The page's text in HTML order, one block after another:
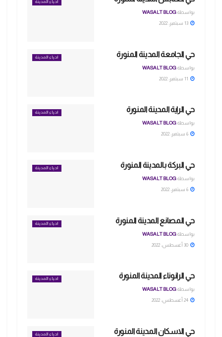
احياء المدينة
بواسطةWASALT BLOG
احياء المدينة حي الجامعة المدينة المنورة
بواسطةWASALT BLOG
احياء المدينة حي الراية المدينة المنورة
بواسطةWASALT BLOG
احياء المدينة حي البركة بالمدينة المنورة
بواسطةWASALT BLOG
احياء المدينة حي المصانع المدينة المنورة
بواسطةWASALT BLOG
احياء المدينة حي الرانوناء المدينة المنورة
بواسطةWASALT BLOG
احياء المدينة حي الاسكان المدينة المنورة